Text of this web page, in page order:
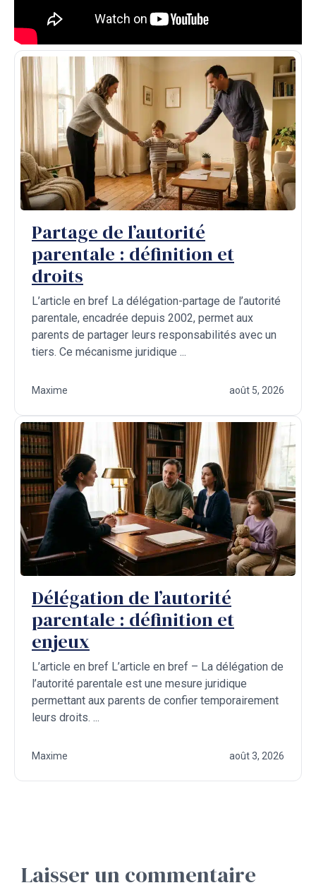
Partage de l’autorité
parentale : définition et
droits
L’article en bref La délégation-partage de l’autorité
parentale, encadrée depuis 2002, permet aux
parents de partager leurs responsabilités avec un
tiers. Ce mécanisme juridique ...
Maxime août 5, 2026
Délégation de l’autorité
parentale : définition et
enjeux
L’article en bref L’article en bref – La délégation de
l’autorité parentale est une mesure juridique
permettant aux parents de confier temporairement
leurs droits. ...
Maxime août 3, 2026
Laisser un commentaire